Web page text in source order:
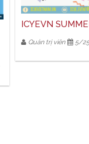
ICYEVN
Quản trị viên 5/